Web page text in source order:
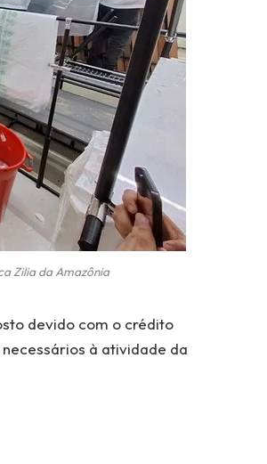
Zilia da Amazônia
devido com o crédito
à atividade da